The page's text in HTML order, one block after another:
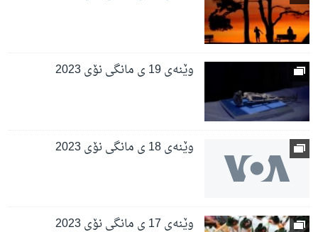
وێنەی 19 ی مانگی نۆی 2023
وێنەی 18 ی مانگی نۆی 2023
وێنەی 17 ی مانگی نۆی 2023